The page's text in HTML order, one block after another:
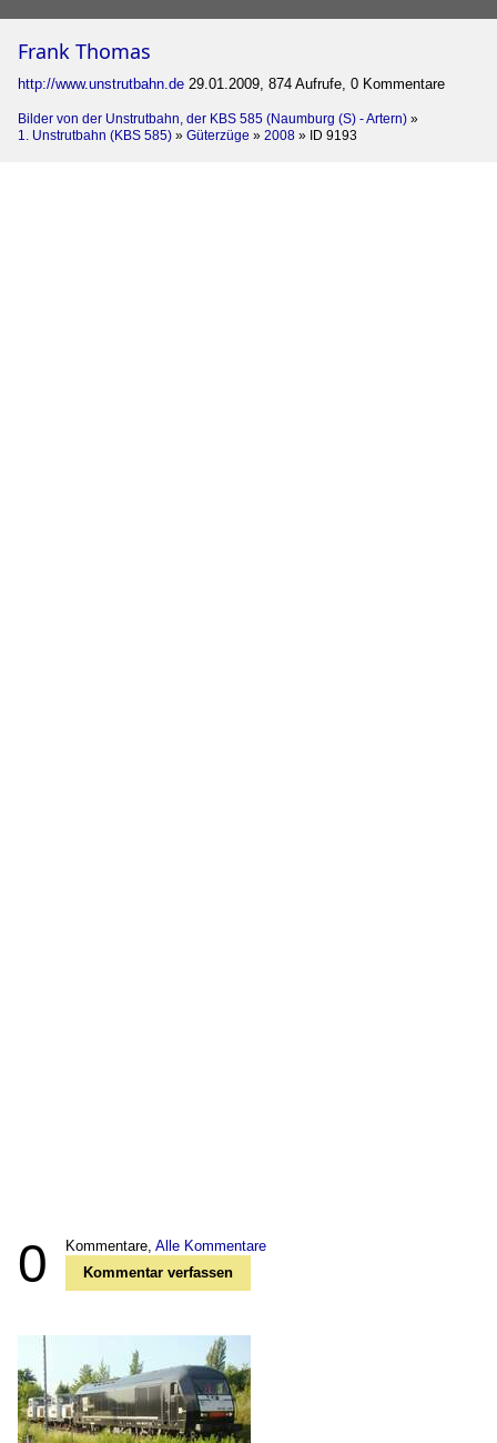
Frank Thomas
http://www.unstrutbahn.de 29.01.2009, 874 Aufrufe, 0 Kommentare
Bilder von der Unstrutbahn, der KBS 585 (Naumburg (S) - Artern) »
1. Unstrutbahn (KBS 585) » Güterzüge » 2008 » ID 9193
0 Kommentare, Alle Kommentare
Kommentar verfassen